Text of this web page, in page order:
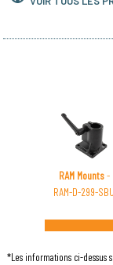
RAM Mounts-
RAM-D-299-SBU
*Les informations ci-dessus